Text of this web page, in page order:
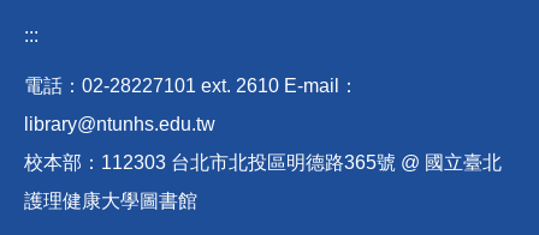
:::
電話：02-28227101 ext. 2610 E-mail
：
library@ntunhs.edu.tw
校本部：112303 台北市北投區明德路365號 @ 國立臺北
護理健康大學圖書館